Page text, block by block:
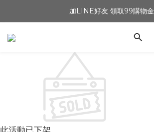
加LINE好友 領取99購物金
此活動已下架